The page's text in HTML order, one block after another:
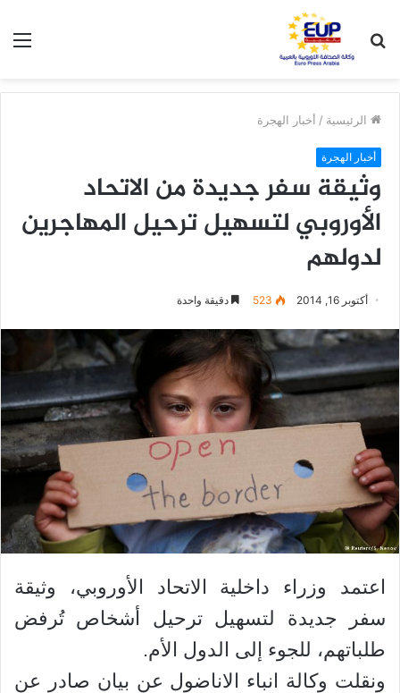
عن
الرئيسية / أخبار الهجرة
أخبار الهجرة
وثيقة سفر جديدة من الاتحاد
الأوروبي لتسهيل ترحيل المهاجرين
لدولهم‎
أكتوبر 16, 2014 523 دقيقة واحدة
اعتمد وزراء داخلية الاتحاد الأوروبي، وثيقة
سفر جديدة لتسهيل ترحيل أشخاص تُرفض
طلباتهم، للجوء إلى الدول الأم.
ونقلت وكالة انباء الاناضول عن بيان صادر عن